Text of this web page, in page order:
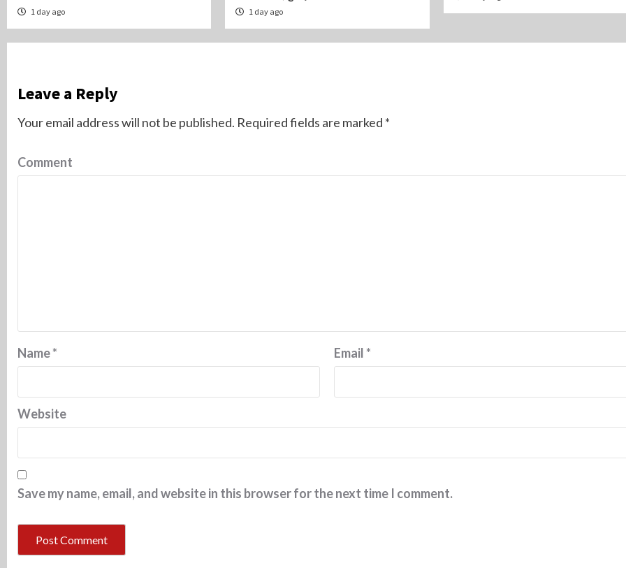
1 day ago 1 day ago
Leave a Reply
Your email address will not be published. Required fields are marked *
Comment
Name* Email*
Website
Save my name, email, and website in this browser for the next time I comment.